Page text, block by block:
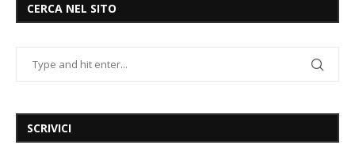
CERCA NEL SITO
SCRIVICI